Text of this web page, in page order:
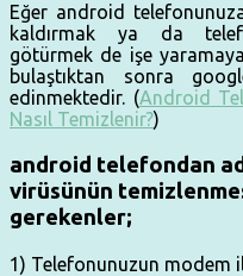
Eğer android
kaldırmak ya da
götürmek de işe
bulaştıktan sonra
edinmektedir. (Android
Nasıl Temizlenir?)
android telefondan
virüsünün
gerekenler;
1) Telefonunuzun modem